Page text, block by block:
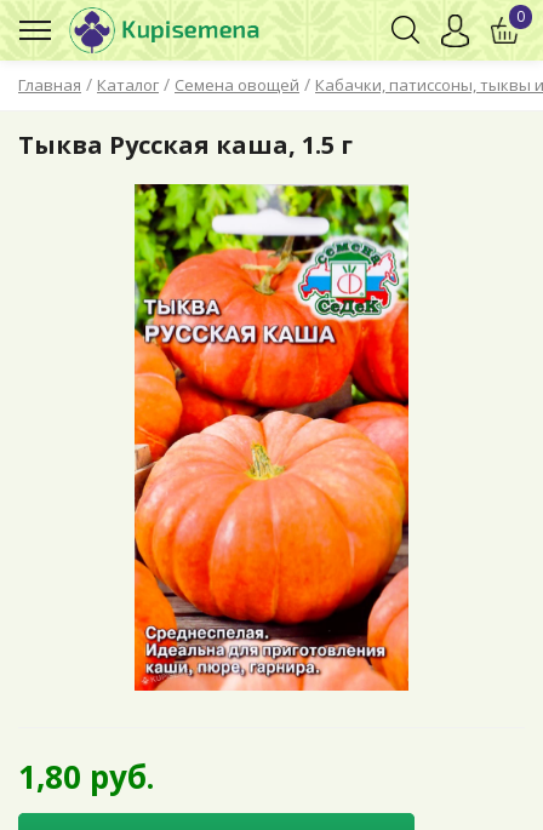
Главная / Каталог / Семена овощей / Кабачки, патиссоны, тыквы
0
Тыква Русская каша, 1.5 г
1,80 руб.